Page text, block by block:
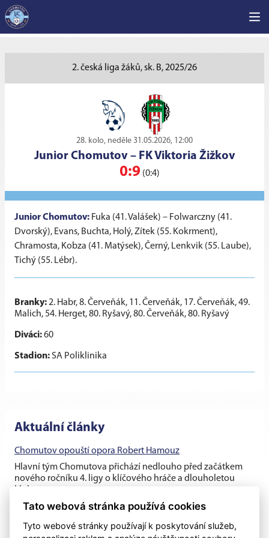
2. česká liga žáků, sk. B, 2025/26
28. kolo, neděle 31.05.2026, 12:00
Junior Chomutov– FK Viktoria Žižkov
0:9 (0:4)
Junior Chomutov: Fuka (41. Valášek) – Folwarczny (41.
Dvorský), Evans, Buchta, Holý, Zítek (55. Kokrment),
Chramosta, Kobza (41. Matýsek), Černý, Lenkvik (55. Laube),
Tichý (55. Lébr).
Branky:2. Habr, 8. Červeňák, 11. Červeňák, 17. Červeňák, 49.
Malich, 54. Herget, 80. Ryšavý, 80. Červeňák, 80. Ryšavý
Diváci:60
Stadion: SA Poliklinika
Aktuální články
Chomutov opouští opora Robert Hamouz
Hlavní tým Chomutova přichází nedlouho před začátkem
nového ročníku 4. ligy o klíčového hráče a dlouholetou
Chomutovští fotbalisté v posledním přípravném utkání před
Tato webová stránka používá cookies
Tyto webové stránky používají k poskytování služeb,